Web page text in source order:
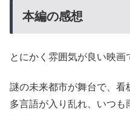
本編の感想
とにかく雰囲気が良い映画
謎の未来都市が舞台で、看
多言語が入り乱れ、いつも